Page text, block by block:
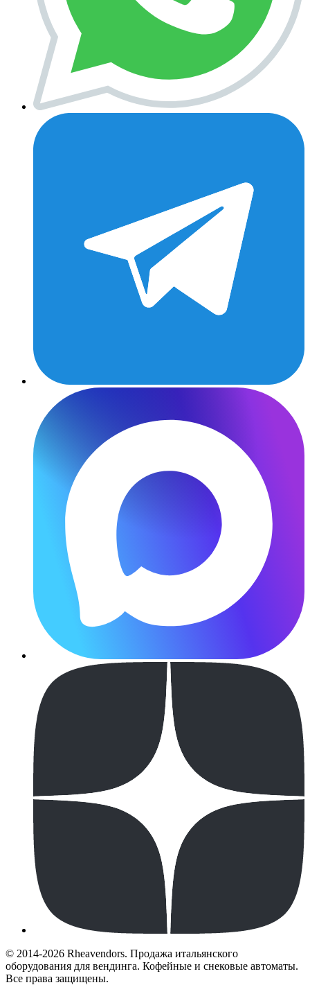
© 2014-2026 Rheavendors. Продажа итальянского
оборудования для вендинга. Кофейные и снековые автоматы.
Все права защищены.